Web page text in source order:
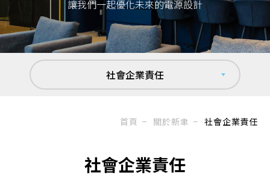
讓我們一起優化未來的電源設計
社會企業責任
首頁 關於新聿 社會企業責任
社會企業責任